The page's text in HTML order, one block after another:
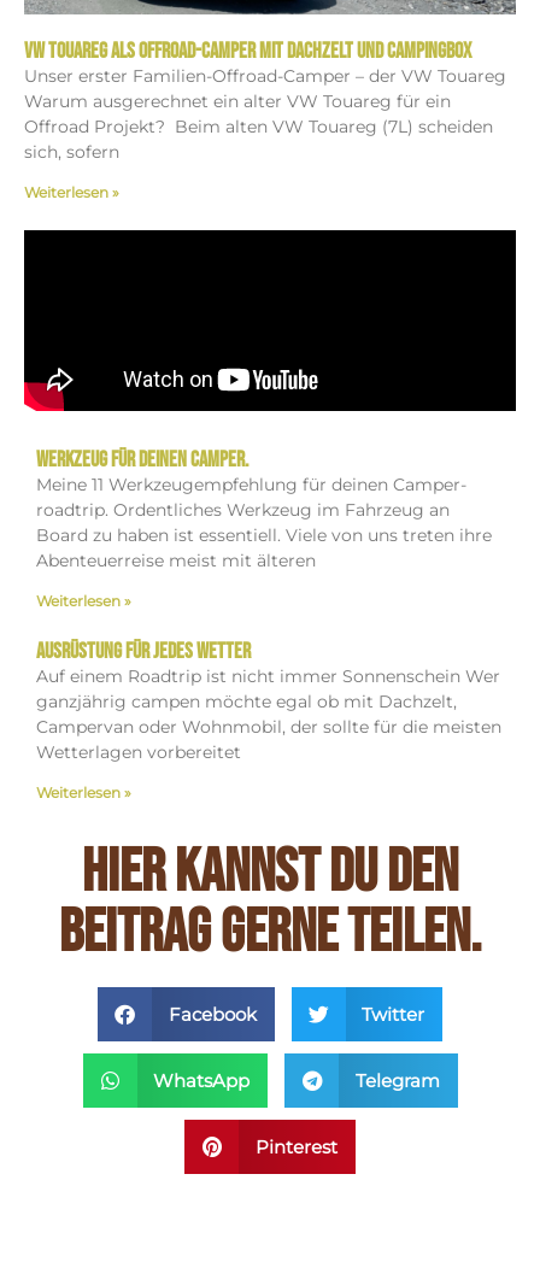
VW Touareg als Offroad-Camper mit Dachzelt und Campingbox
Unser erster Familien-Offroad-Camper – der VW Touareg
Warum ausgerechnet ein alter VW Touareg für ein
Offroad Projekt? Beim alten VW Touareg (7L) scheiden
sich, sofern
Weiterlesen »
Werkzeug für deinen Camper.
Meine 11 Werkzeug­empfehlung für deinen Camper­
roadtrip. Ordentliches Werkzeug im Fahrzeug an
Board zu haben ist essentiell. Viele von uns treten ihre
Abenteuerreise meist mit älteren
Weiterlesen »
Ausrüstung für jedes Wetter
Auf einem Roadtrip ist nicht immer Sonnenschein Wer
ganzjährig campen möchte egal ob mit Dachzelt,
Campervan oder Wohnmobil, der sollte für die meisten
Wetterlagen vorbereitet
Weiterlesen »
Hier kannst du den
Beitrag gerne teilen.
Facebook Twitter
WhatsApp Telegram
Pinterest